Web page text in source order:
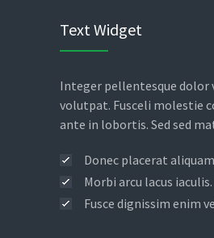
Text Widget
Integer pellentesque dolor
volutpat. Fusceli molestie
ante in lobortis. Sed sed
Donec placerat
Morbi arcu lacus iaculis.
Fusce dignissim enim